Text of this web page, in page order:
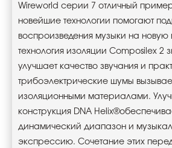
Wireworld серии 7 отличный пример
новейшие технологии помогают
воспроизведения музыки на новую
технология изоляции Composilex 2
улучшает качество звучания и
трибоэлектрические шумы
изоляционными материалами.
конструкция DNA
динамический диапазон и
экспрессию. Сочетание этих